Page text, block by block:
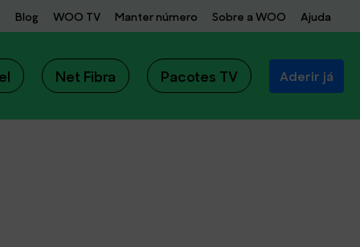
Blog WOO TV Manter número Sobre a WOO Ajuda
Net Fibra Pacotes TV Aderir já